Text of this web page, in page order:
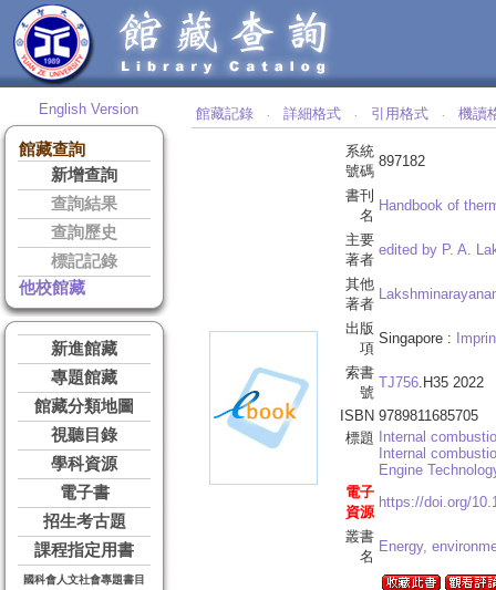
English Version
館藏查詢
新增查詢
查詢結果
查詢歷史
標記記錄
他校館藏
新進館藏
專題館藏
館藏分類地圖
視聽目錄
學科資源
電子書
招生考古題
課程指定用書
國科會人文社會專題書目
館藏記錄 ‧ 詳細格式 ‧ 引用格式 ‧ 機讀
系統
號碼
897182
書刊
名
Handbook of
主要
著者
edited by P. A.
其他
著者
出版
項
Singapore :
索書
號
TJ756.H35 2022
ISBN 9789811685705
標題
Internal
Internal
Engine
電子
資源
https://doi.org/
叢書
名
Energy,